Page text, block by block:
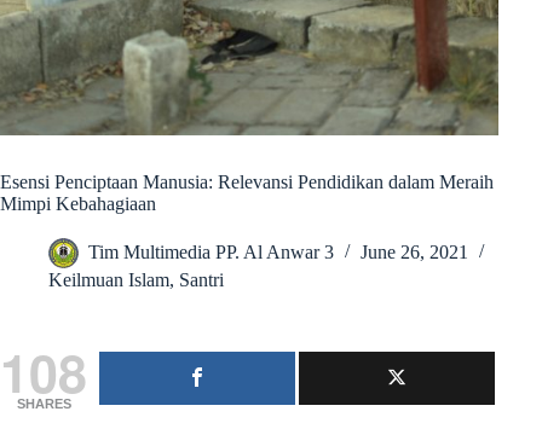
Esensi Penciptaan Manusia: Relevansi Pendidikan dalam Meraih
Mimpi Kebahagiaan
Tim Multimedia PP. Al Anwar 3
June 26, 2021
Keilmuan Islam, Santri
108
SHARES